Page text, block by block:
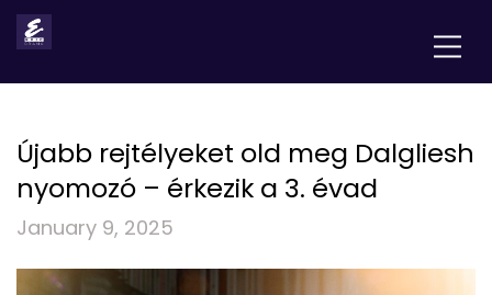
Újabb rejtélyeket old meg Dalgliesh
nyomozó – érkezik a 3. évad
January 9, 2025